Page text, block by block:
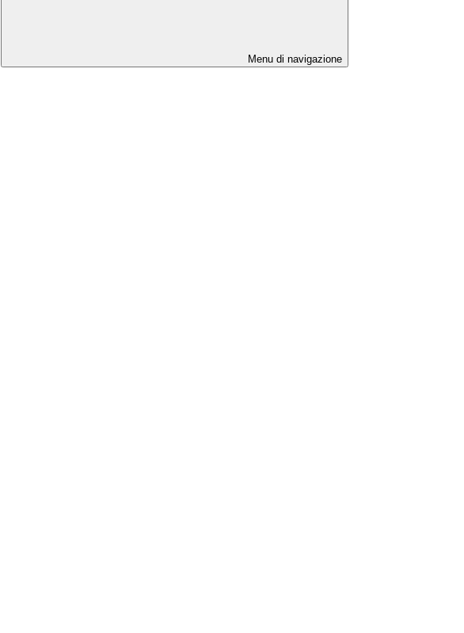
Menu di navigazione